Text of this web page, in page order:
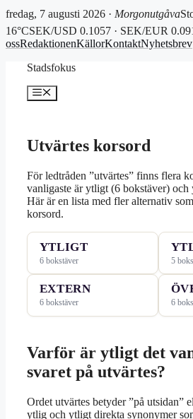
fredag, 7 augusti 2026 · Morgonutgåva
16°CSEK/USD 0.1057 · SEK/EUR
ossRedaktionenKällorKontaktNyhetsbrev
Stadsfokus
Meny
Utvärtes korsord
För ledtråden ”utvärtes” finns flera
vanligaste är ytligt (6 bokstäver)
Här är en lista med fler alternativ
korsord.
YTLIGT
6 bokstäver 5
EXTERN
6 bokstäver 6
Varför är ytligt det
svaret på utvärtes?
Ordet utvärtes betyder ”på utsidan”
ytlig och ytligt direkta synonymer